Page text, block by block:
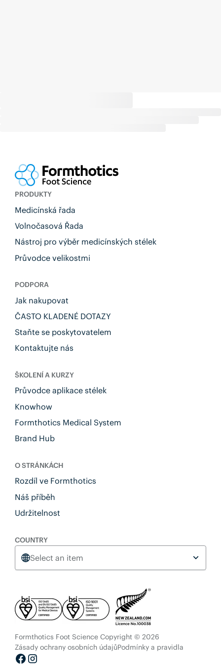
PRODUKTY
Medicínská řada
Volnočasová Řada
Nástroj pro výběr medicínských stélek
Průvodce velikostmi
PODPORA
Jak nakupovat
ČASTO KLADENÉ DOTAZY
Staňte se poskytovatelem
Kontaktujte nás
ŠKOLENÍ A KURZY
Průvodce aplikace stélek
Knowhow
Formthotics Medical System
Brand Hub
O STRÁNKÁCH
Rozdíl ve Formthotics
Náš příběh
Udržitelnost
COUNTRY
Select an item
Formthotics Foot Science Copyright © 2026
Zásady ochrany osobních údajůPodmínky a pravidla